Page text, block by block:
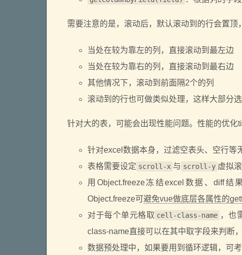
需要注意的是，滚动后，默认滚动到的行会置顶
当处在较为靠左的列，直接滚动到最左边
当处在较为靠右的列，直接滚动到最右边
其他情况下，滚动到前面隔2个的列
滚动到的行也可做类似处理，这样大部分
针对大的表，可能会出现性能问题。性能的优化
针对excel数据本身，过滤空表头、空行等
表格需要设定 scroll-x 与 scroll-y 虚拟
用Object.freeze冻结excel数据、diff结
Object.freeze可避免vue做底层各属性的
对于每个单元格取 cell-class-name ，也
class-name直接可以在其中取字段来判断
数据预处理中，如果要用到循环逻辑，可